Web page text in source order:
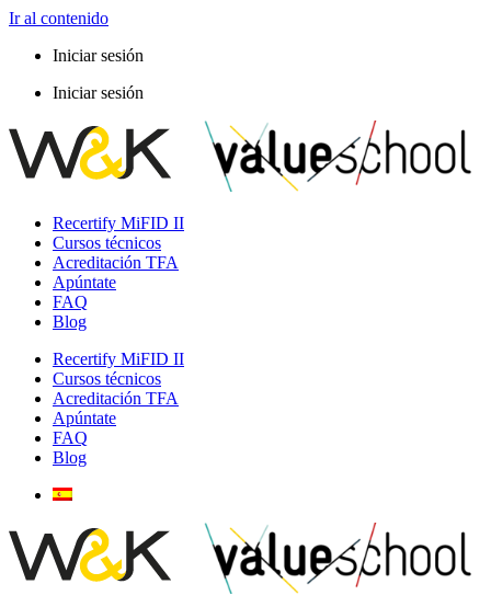
Ir al contenido
Iniciar sesión
Iniciar sesión
Recertify MiFID II
Cursos técnicos
Acreditación TFA
Apúntate
FAQ
Blog
Recertify MiFID II
Cursos técnicos
Acreditación TFA
Apúntate
FAQ
Blog